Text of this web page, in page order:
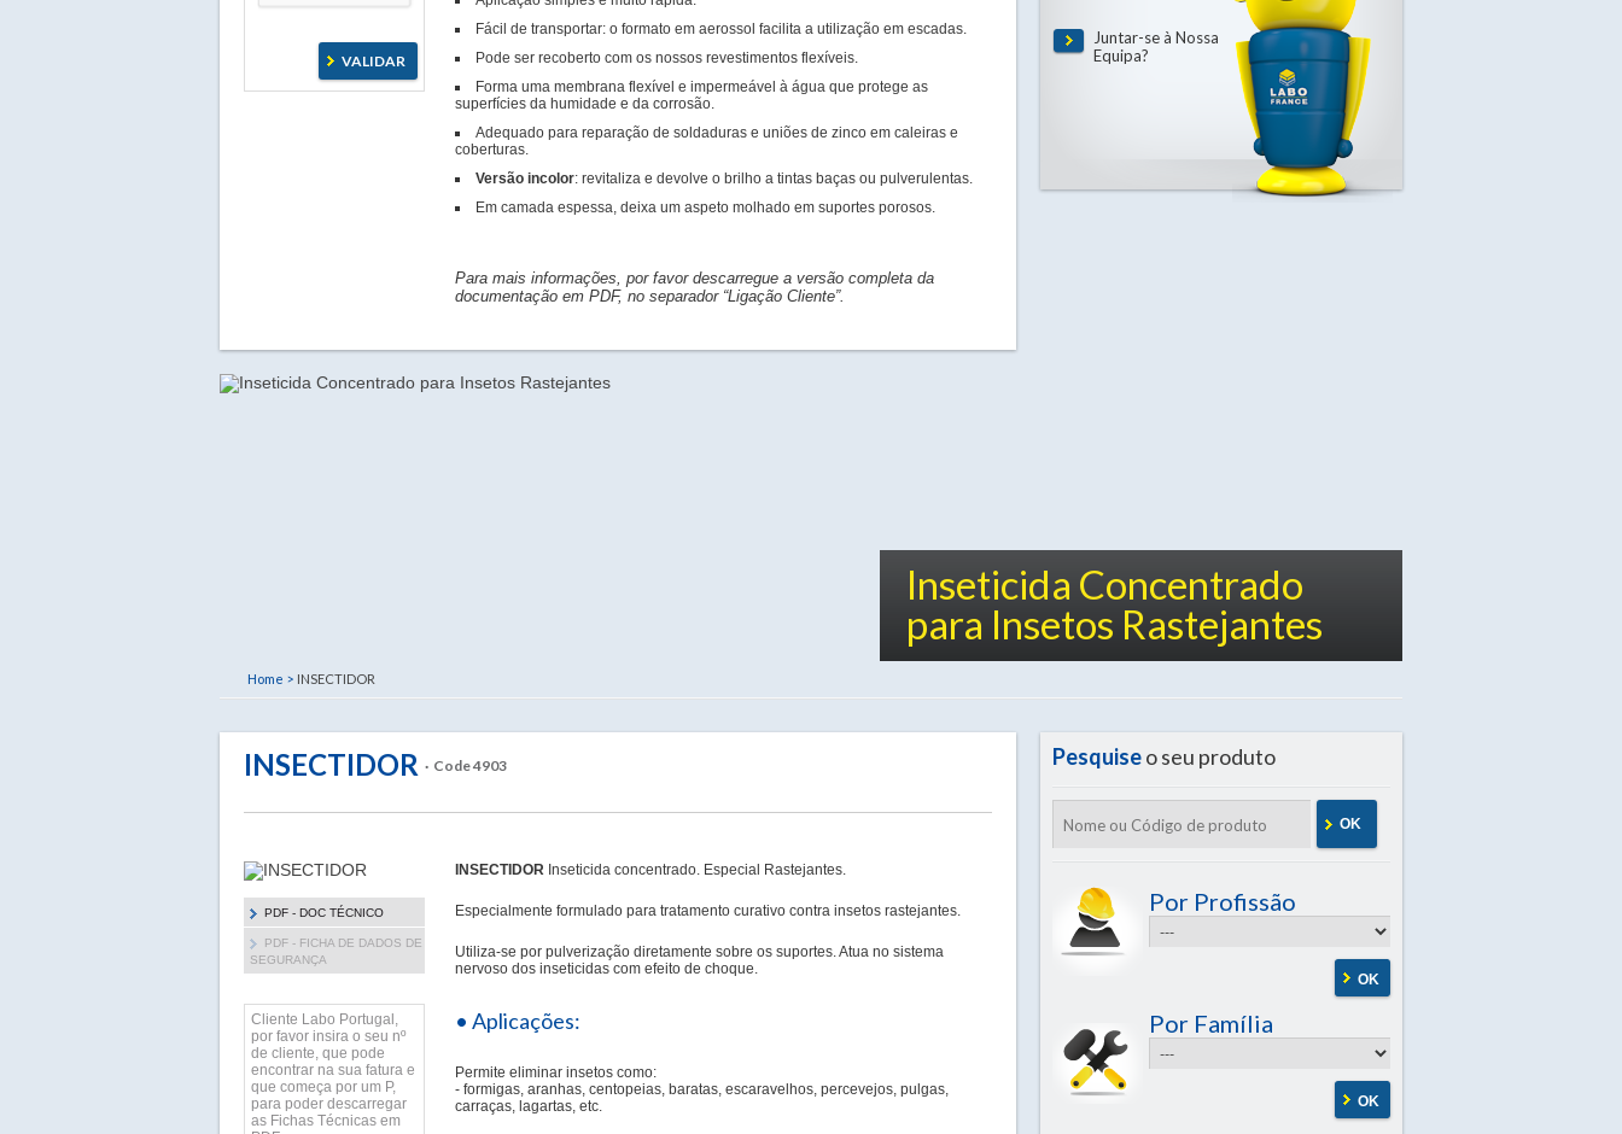
Fácil de transportar: o formato em aerossol facilita a utilização em escadas.
Pode ser recoberto com os nossos revestimentos flexíveis.
Forma uma membrana flexível e impermeável à água que protege as
superfícies da humidade e da corrosão.
Adequado para reparação de soldaduras e uniões de zinco em caleiras e
coberturas.
Versão incolor: revitaliza e devolve o brilho a tintas baças ou pulverulentas.
Em camada espessa, deixa um aspeto molhado em suportes porosos.
Para mais informações, por favor descarregue a versão completa da
documentação em PDF, no separador “Ligação Cliente”.
Juntar-se à Nossa
Equipa?
Inseticida Concentrado
para Insetos Rastejantes
Home > INSECTIDOR
INSECTIDOR · Code 4903
PDF - DOC TÉCNICO
PDF - FICHA DE DADOS DE
SEGURANÇA
Cliente Labo Portugal,
por favor insira o seu nº
de cliente, que pode
encontrar na sua fatura e
que começa por um P,
para poder descarregar
as Fichas Técnicas em
INSECTIDOR Inseticida concentrado. Especial Rastejantes.
Especialmente formulado para tratamento curativo contra insetos rastejantes.
Utiliza-se por pulverização diretamente sobre os suportes. Atua no sistema
nervoso dos inseticidas com efeito de choque.
• Aplicações:
Permite eliminar insetos como:
- formigas, aranhas, centopeias, baratas, escaravelhos, percevejos, pulgas,
carraças, lagartas, etc.
Pesquiseo seu produto
OK
Por Profissão
OK
Por Família
OK